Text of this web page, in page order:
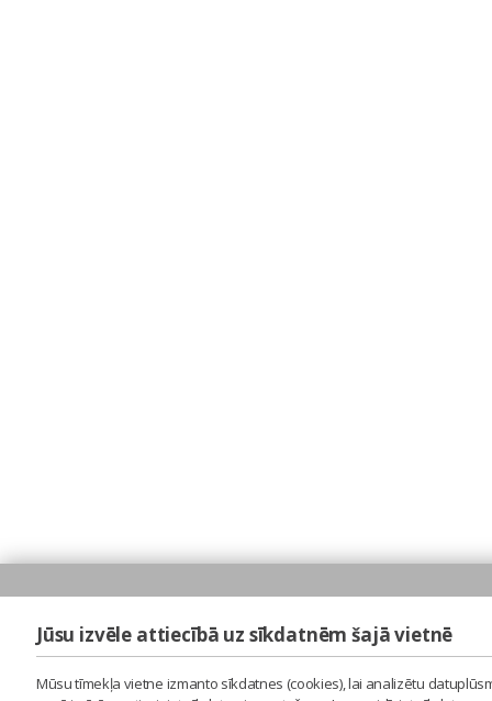
Jūsu izvēle attiecībā uz sīkdatnēm šajā vietnē
Mūsu tīmekļa vietne izmanto sīkdatnes (cookies), lai analizētu